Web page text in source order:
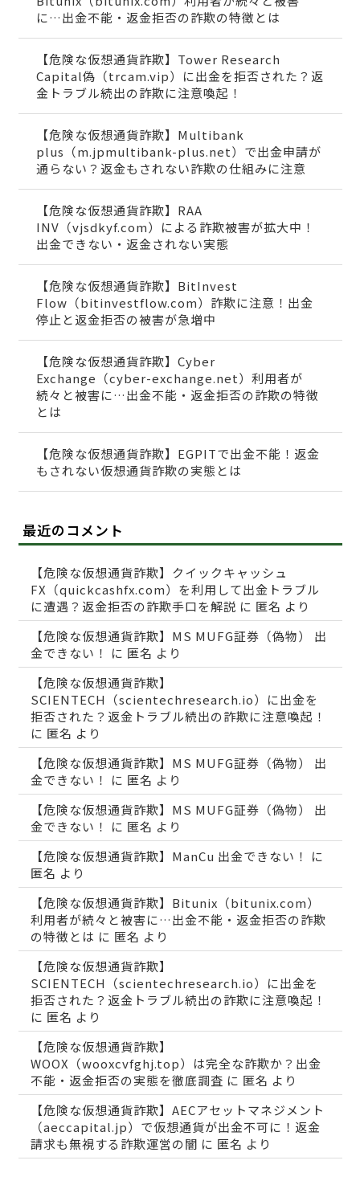
に…出金不能・返金拒否の詐欺の特徴とは
【危険な仮想通貨詐欺】Tower Research
Capital偽（trcam.vip）に出金を拒否された？返
金トラブル続出の詐欺に注意喚起！
【危険な仮想通貨詐欺】Multibank
plus（m.jpmultibank-plus.net）で出金申請が
通らない？返金もされない詐欺の仕組みに注意
【危険な仮想通貨詐欺】RAA
INV（vjsdkyf.com）による詐欺被害が拡大中！
出金できない・返金されない実態
【危険な仮想通貨詐欺】BitInvest
Flow（bitinvestflow.com）詐欺に注意！出金
停止と返金拒否の被害が急増中
【危険な仮想通貨詐欺】Cyber
Exchange（cyber-exchange.net）利用者が
続々と被害に…出金不能・返金拒否の詐欺の特徴
とは
【危険な仮想通貨詐欺】EGPITで出金不能！返金
もされない仮想通貨詐欺の実態とは
最近のコメント
【危険な仮想通貨詐欺】クイックキャッシュ
FX（quickcashfx.com）を利用して出金トラブル
に遭遇？返金拒否の詐欺手口を解説 に 匿名 より
【危険な仮想通貨詐欺】MS MUFG証券（偽物） 出
金できない！
に 匿名 より
【危険な仮想通貨詐欺】
SCIENTECH（scientechresearch.io）に出金を
拒否された？返金トラブル続出の詐欺に注意喚起！
に 匿名 より
【危険な仮想通貨詐欺】MS MUFG証券（偽物） 出
金できない！
に 匿名 より
【危険な仮想通貨詐欺】MS MUFG証券（偽物） 出
金できない！
に 匿名 より
【危険な仮想通貨詐欺】ManCu 出金できない！
に
匿名 より
【危険な仮想通貨詐欺】Bitunix（bitunix.com）
利用者が続々と被害に…出金不能・返金拒否の詐欺
の特徴とは に 匿名 より
【危険な仮想通貨詐欺】
SCIENTECH（scientechresearch.io）に出金を
拒否された？返金トラブル続出の詐欺に注意喚起！
に 匿名 より
【危険な仮想通貨詐欺】
WOOX（wooxcvfghj.top）は完全な詐欺か？出金
不能・返金拒否の実態を徹底調査 に 匿名 より
【危険な仮想通貨詐欺】AECアセットマネジメント
（aeccapital.jp）で仮想通貨が出金不可に！返金
請求も無視する詐欺運営の闇 に 匿名 より